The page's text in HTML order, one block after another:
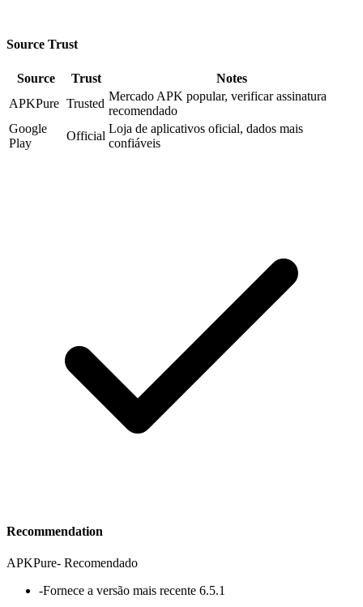
Source Trust
Source Trust
Notes
APKPure Trusted
Mercado APK popular, verificar assinatura
recomendado
Google
Play
Official
Loja de aplicativos oficial, dados mais
confiáveis
Recommendation
APKPure- Recomendado
-Fornece a versão mais recente 6.5.1